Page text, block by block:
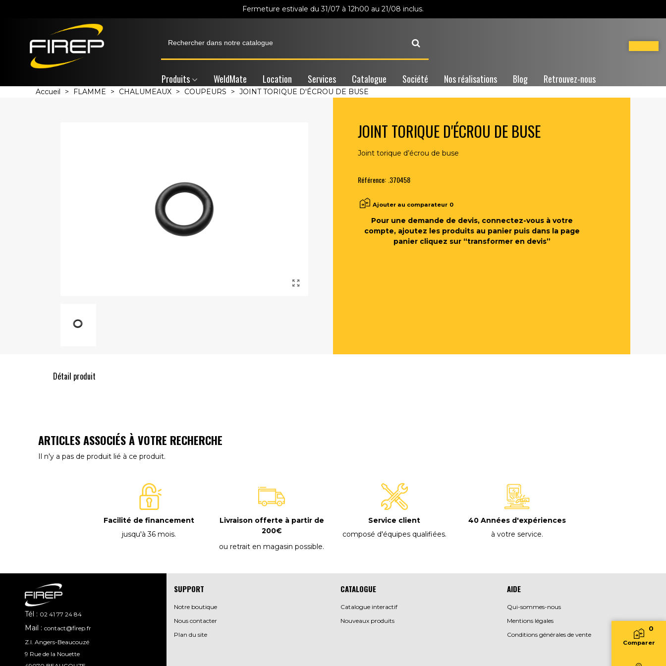
Fermeture estivale du 31/07 à 12h00 au 21/08 inclus.
Produits WeldMate Location Services Catalogue Société Nos réalisations Blog Retrouvez-nous
Accueil > FLAMME > CHALUMEAUX > COUPEURS > JOINT TORIQUE D'ÉCROU DE BUSE
JOINT TORIQUE D'ÉCROU DE BUSE
Joint torique d’écrou de buse
Référence: .370458
Ajouter au comparateur 0
Pour une demande de devis, connectez-vous à votre
compte, ajoutez les produits au panier puis dans la page
panier cliquez sur “transformer en devis”
Détail produit
ARTICLES ASSOCIÉS À VOTRE RECHERCHE
Il n'y a pas de produit lié à ce produit.
Facilité de financement
jusqu'à 36 mois.
Livraison offerte à partir de
200€
ou retrait en magasin possible.
Service client
composé d'équipes qualifiées.
40 Années d'expériences
à votre service.
AIDE
Qui-sommes-nous
Mentions légales
Conditions générales de vente
CATALOGUE
Catalogue interactif
Nouveaux produits
SUPPORT
Notre boutique
Nous contacter
Plan du site
Tél : 02 41 77 24 84
Mail : contact@firep.fr
Z.I. Angers-Beaucouzé
9 Rue de la Nouette
Comparer
0